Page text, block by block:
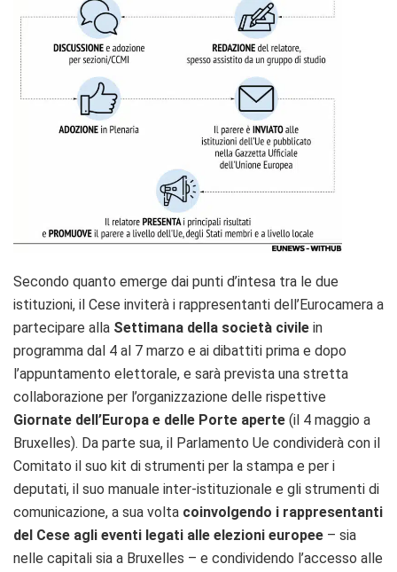
Secondo quanto emerge dai punti d’intesa tra le due
istituzioni, il Cese inviterà i rappresentanti dell’Eurocamera a
partecipare alla Settimana della società civile in
programma dal 4 al 7 marzo e ai dibattiti prima e dopo
l’appuntamento elettorale, e sarà prevista una stretta
collaborazione per l’organizzazione delle rispettive
Giornate dell’Europa e delle Porte aperte (il 4 maggio a
Bruxelles). Da parte sua, il Parlamento Ue condividerà con il
Comitato il suo kit di strumenti per la stampa e per i
deputati, il suo manuale inter-istituzionale e gli strumenti di
comunicazione, a sua volta coinvolgendo i rappresentanti
del Cese agli eventi legati alle elezioni europee – sia
nelle capitali sia a Bruxelles – e condividendo l’accesso alle